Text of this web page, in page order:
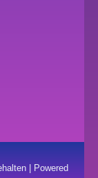
| Powered